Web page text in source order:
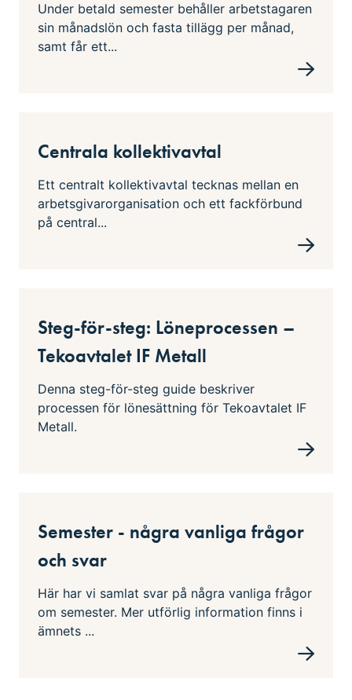
Under betald semester behåller arbetstagaren
sin månadslön och fasta tillägg per månad,
samt får ett...
Centrala kollektivavtal
Ett centralt kollektivavtal tecknas mellan en
arbetsgivarorganisation och ett fackförbund
på central...
Steg-för-steg: Löneprocessen –
Tekoavtalet IF Metall
Denna steg-för-steg guide beskriver
processen för lönesättning för Tekoavtalet IF
Metall.
Semester - några vanliga frågor
och svar
Här har vi samlat svar på några vanliga frågor
om semester. Mer utförlig information finns i
ämnets ...